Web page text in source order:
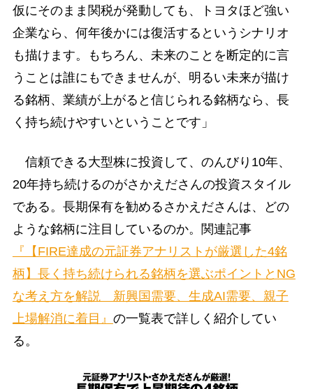
仮にそのまま関税が発動しても、トヨタほど強い
企業なら、何年後かには復活するというシナリオ
も描けます。もちろん、未来のことを断定的に言
うことは誰にもできませんが、明るい未来が描け
る銘柄、業績が上がると信じられる銘柄なら、長
く持ち続けやすいということです」
信頼できる大型株に投資して、のんびり10年、
20年持ち続けるのがさかえださんの投資スタイル
である。長期保有を勧めるさかえださんは、どの
ような銘柄に注目しているのか。関連記事
『【FIRE達成の元証券アナリストが厳選した4銘
柄】長く持ち続けられる銘柄を選ぶポイントとNG
な考え方を解説 新興国需要、生成AI需要、親子
上場解消に着目』 の一覧表で詳しく紹介してい
る。